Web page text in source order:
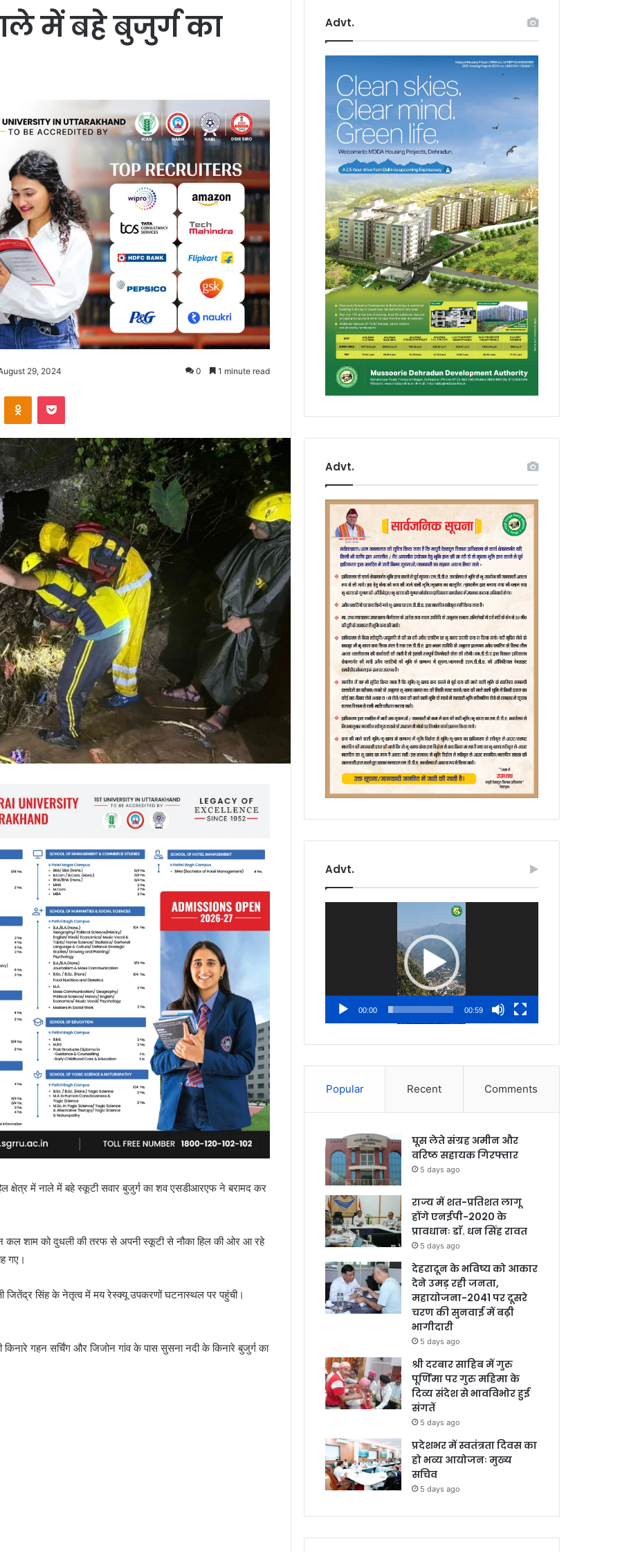
में बहे बुजुर्ग का
29, 2024 0 1 minute read
क्षेत्र में नाले में बहे स्कूटी सवार बुजुर्ग का शव एसडीआरएफ ने बरामद कर
कल शाम को दुधली की तरफ से अपनी स्कूटी से नौका हिल की ओर आ रहे
गए।
जितेंद्र सिंह के नेतृत्व में मय रेस्क्यू उपकरणों घटनास्थल पर पहुंची।
गहन सर्चिंग और जिजोन गांव के पास सुसना नदी के किनारे बुजुर्ग का
Advt.
Advt.
Advt.
00:00 00:59
Popular Recent Comments
घूस लेते संग्रह अमीन और
वरिष्ठ सहायक गिरफ्तार
5 days ago
राज्य में शत-प्रतिशत लागू
होंगे एनईपी-2020 के
प्रावधानः डाॅ. धन सिंह रावत
5 days ago
देहरादून के भविष्य को आकार
देने उमड़ रही जनता,
महायोजना-2041 पर दूसरे
चरण की सुनवाई में बढ़ी
भागीदारी
5 days ago
श्री दरबार साहिब में गुरु
पूर्णिमा पर गुरु महिमा के
दिव्य संदेश से भावविभोर हुई
संगतें
5 days ago
प्रदेशभर में स्वतंत्रता दिवस का
हो भव्य आयोजनः मुख्य
सचिव
5 days ago